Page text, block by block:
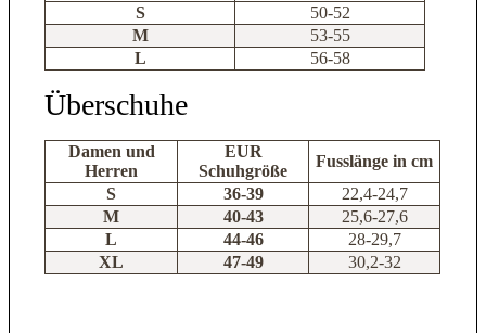
S
50-52
M
53-55
L
56-58
Überschuhe
Damen und
Herren
EUR
Schuhgröße
Fusslänge in cm
S
36-39
22,4-24,7
M
40-43
25,6-27,6
L
44-46
28-29,7
XL
47-49 30,2-32